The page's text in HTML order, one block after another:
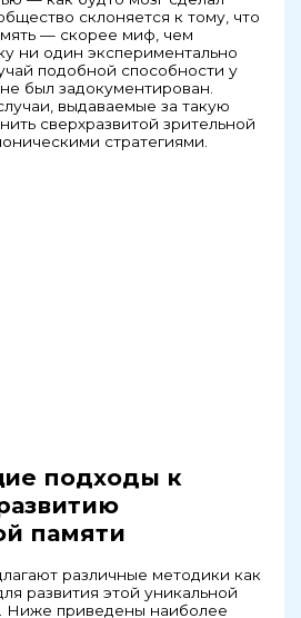
склоняется к тому, что
— скорее миф, чем
ни один экспериментально
подобной способности у
был задокументирован.
выдаваемые за такую
сверхразвитой зрительной
стратегиями.
подходы к
памяти
различные методики как
развития этой уникальной
Ниже приведены наиболее